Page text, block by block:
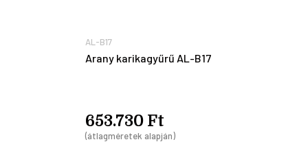
AL-B17
Arany karikagyűrű AL-B17
653.730 Ft
(átlagméretek alapján)